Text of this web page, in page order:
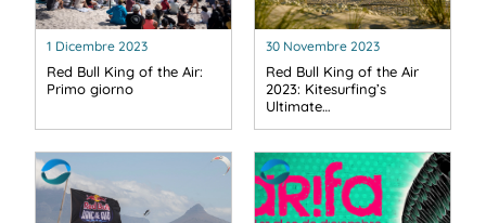
1 Dicembre 2023
Red Bull King of the Air:
Primo giorno
30 Novembre 2023
Red Bull King of the Air
2023: Kitesurfing’s
Ultimate…